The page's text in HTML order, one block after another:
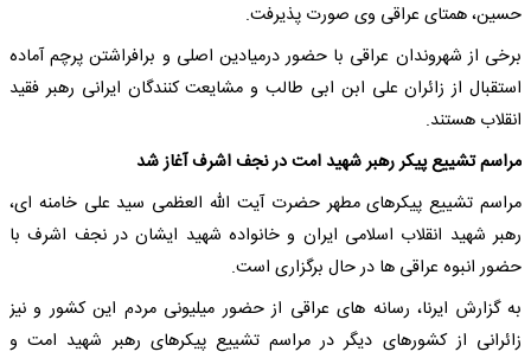
حسین، همتای عراقی وی صورت پذیرفت.
برخی از شهروندان عراقی با حضور درمیادین اصلی و برافراشتن پرچم آماده
استقبال از زائران علی ابن ابی طالب و مشایعت کنندگان ایرانی رهبر فقید
انقلاب هستند.
مراسم تشییع پیکر رهبر شهید امت در نجف اشرف آغاز شد
مراسم تشییع پیکرهای مطهر حضرت آیت الله العظمی سید علی خامنه ای،
رهبر شهید انقلاب اسلامی ایران و خانواده شهید ایشان در نجف اشرف با
حضور انبوه عراقی ها در حال برگزاری است.
به گزارش ایرنا، رسانه های عراقی از حضور میلیونی مردم این کشور و نیز
زائرانی از کشورهای دیگر در مراسم تشییع پیکرهای رهبر شهید امت و